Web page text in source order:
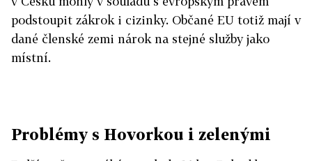
podstoupit zákrok i cizinky. Občané EU totiž mají v
dané členské zemi nárok na stejné služby jako
místní.
Problémy s Hovorkou i zelenými